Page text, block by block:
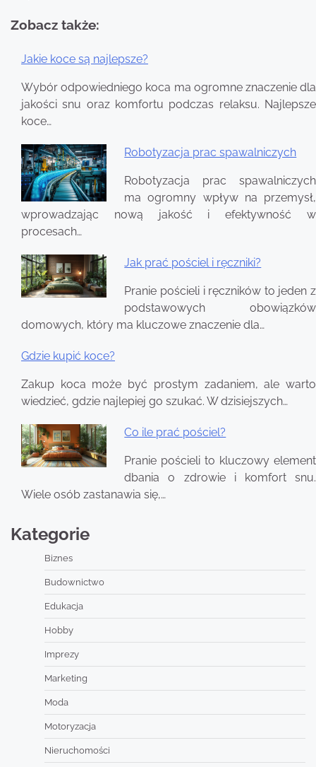
Zobacz także:
Jakie koce są najlepsze?
Wybór odpowiedniego koca ma ogromne znaczenie dla
jakości snu oraz komfortu podczas relaksu. Najlepsze
koce…
Robotyzacja prac spawalniczych
Robotyzacja prac spawalniczych
ma ogromny wpływ na przemysł,
wprowadzając nową jakość i efektywność w
procesach…
Jak prać pościel i ręczniki?
Pranie pościeli i ręczników to jeden z
podstawowych obowiązków
domowych, który ma kluczowe znaczenie dla…
Gdzie kupić koce?
Zakup koca może być prostym zadaniem, ale warto
wiedzieć, gdzie najlepiej go szukać. W dzisiejszych…
Co ile prać pościel?
Pranie pościeli to kluczowy element
dbania o zdrowie i komfort snu.
Wiele osób zastanawia się,…
Nawigacja
wpisu
Kategorie
Biznes
Budownictwo
Edukacja
Hobby
Imprezy
Marketing
Moda
Motoryzacja
Nieruchomości